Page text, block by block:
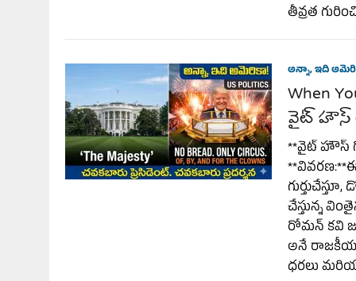
తీవ్రత
అన్నా, ఇది
When
వైట్ హౌస్
**వైట్ హౌస్
చేస్తున్న
రోమన్ కవి
అనే రాజకీయ
ధరలు